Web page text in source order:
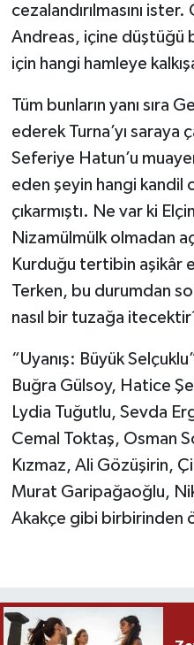
cezalandırılmasını
Andreas, içine düştüğü
için hangi hamleye
Tüm bunların yanı sıra
ederek Turna’yı saraya
Seferiye Hatun’u
eden şeyin hangi kandil
çıkarmıştı. Ne var ki
Nizamülmülk olmadan
Kurduğu tertibin aşikâr
Terken, bu durumdan
nasıl bir tuzağa
“Uyanış: Büyük
Buğra Gülsoy, Hatice
Lydia Tuğutlu, Sevda
Cemal Toktaş, Osman
Kızmaz, Ali Gözüşirin,
Murat Garipağaoğlu,
Akakçe gibi birbirinden